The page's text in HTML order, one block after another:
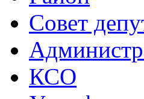
Совет
КСО